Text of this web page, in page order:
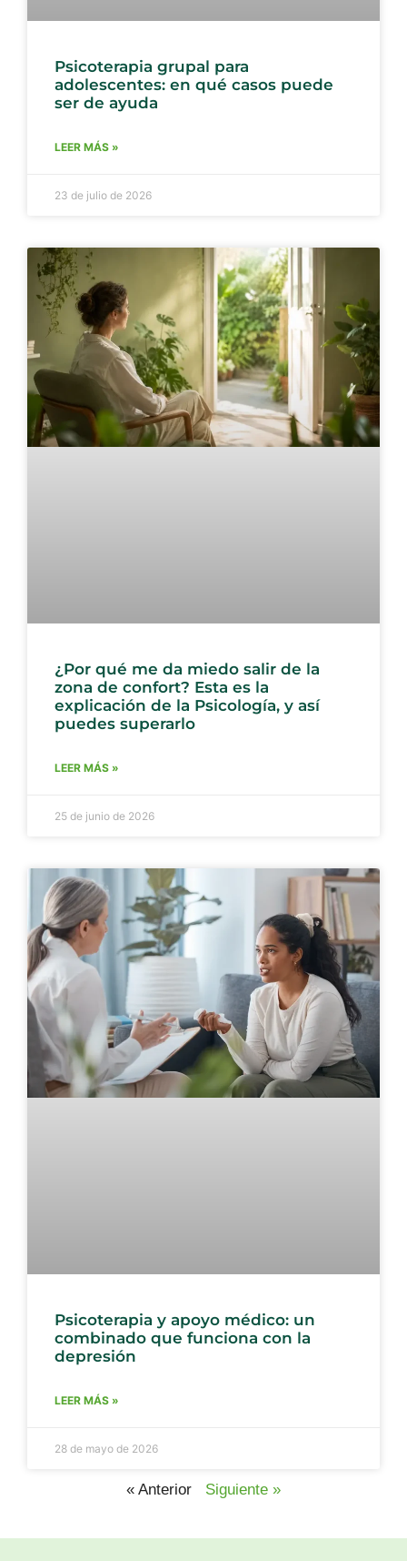
Psicoterapia grupal para
adolescentes: en qué casos puede
ser de ayuda
LEER MÁS »
23 de julio de 2026
¿Por qué me da miedo salir de la
zona de confort? Esta es la
explicación de la Psicología, y así
puedes superarlo
LEER MÁS »
25 de junio de 2026
Psicoterapia y apoyo médico: un
combinado que funciona con la
depresión
LEER MÁS »
28 de mayo de 2026
« Anterior Siguiente »